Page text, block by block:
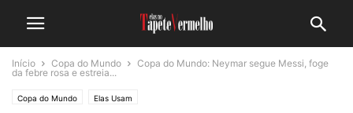
Início Copa do Mundo
Copa do Mundo: Neymar segue Messi, foge
da febre rosa e estreia...
Copa do Mundo Elas Usam